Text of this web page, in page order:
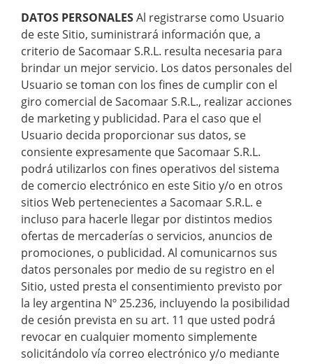
DATOS PERSONALESAl registrarse como Usuario
de este Sitio, suministrará información que, a
criterio de Sacomaar S.R.L. resulta necesaria para
brindar un mejor servicio. Los datos personales del
Usuario se toman con los fines de cumplir con el
giro comercial de Sacomaar S.R.L., realizar acciones
de marketing y publicidad. Para el caso que el
Usuario decida proporcionar sus datos, se
consiente expresamente que Sacomaar S.R.L.
podrá utilizarlos con fines operativos del sistema
de comercio electrónico en este Sitio y/o en otros
sitios Web pertenecientes a Sacomaar S.R.L. e
incluso para hacerle llegar por distintos medios
ofertas de mercaderías o servicios, anuncios de
promociones, o publicidad. Al comunicarnos sus
datos personales por medio de su registro en el
Sitio, usted presta el consentimiento previsto por
la ley argentina Nº 25.236, incluyendo la posibilidad
de cesión prevista en su art. 11 que usted podrá
revocar en cualquier momento simplemente
solicitándolo vía correo electrónico y/o mediante